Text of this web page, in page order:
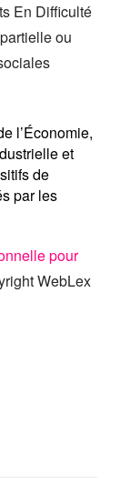
En Difficulté
ou
l’Économie,
et
de
par les
pour
WebLex